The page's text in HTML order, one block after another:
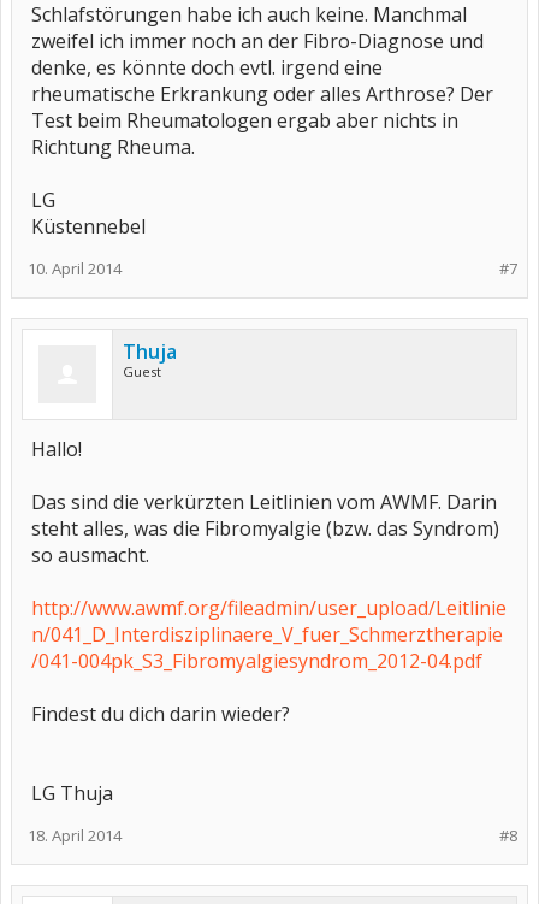
Schlafstörungen habe ich auch keine. Manchmal
zweifel ich immer noch an der Fibro-Diagnose und
denke, es könnte doch evtl. irgend eine
rheumatische Erkrankung oder alles Arthrose? Der
Test beim Rheumatologen ergab aber nichts in
Richtung Rheuma.
LG
Küstennebel
#7
10. April 2014
Thuja
Guest
Hallo!
Das sind die verkürzten Leitlinien vom AWMF. Darin
steht alles, was die Fibromyalgie (bzw. das Syndrom)
so ausmacht.
http://www.awmf.org/fileadmin/user_upload/Leitlinie
n/041_D_Interdisziplinaere_V_fuer_Schmerztherapie
/041-004pk_S3_Fibromyalgiesyndrom_2012-04.pdf
Findest du dich darin wieder?
LG Thuja
#8
18. April 2014